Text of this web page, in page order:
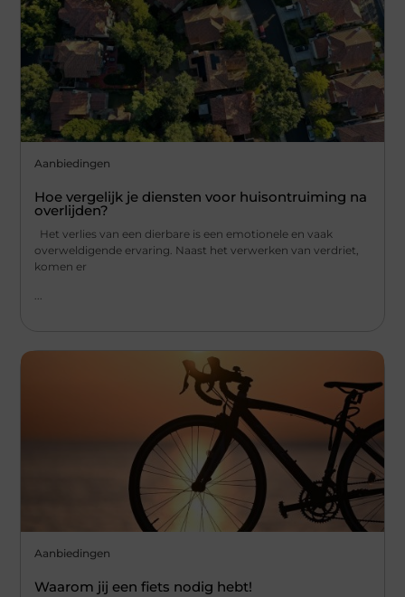
Aanbiedingen
Hoe vergelijk je diensten voor huisontruiming na
overlijden?
Het verlies van een dierbare is een emotionele en vaak
overweldigende ervaring. Naast het verwerken van verdriet,
komen er
...
Aanbiedingen
Waarom jij een fiets nodig hebt!